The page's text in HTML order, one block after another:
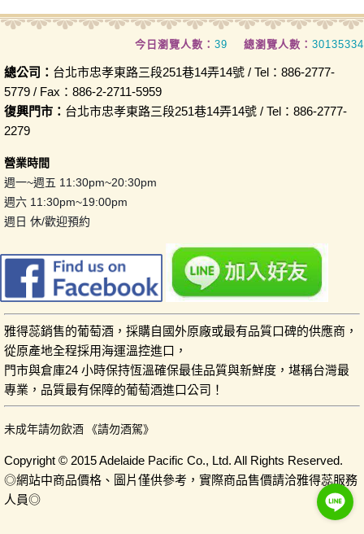
今日瀏覽人數： 39 總瀏覽人數： 30135334
總公司： 台北市忠孝東路三段251巷14弄14號 / Tel：886-2777-
5779 / Fax：886-2-2711-5959
復興門市： 台北市忠孝東路三段251巷14弄14號 / Tel：886-2777-
2279
營業時間
週一~週五 11:30pm~20:30pm
週六 11:30pm~19:00pm
週日 休/歡迎預約
雅得蕊銷售的葡萄酒，採購自國外原廠或最有品質口碑的供應商，
從原產地全程採用海運溫控進口，
門市與倉庫24 小時保持恆溫確保最佳品質與新鮮度，堪稱台灣最
專業，品質最有保障的葡萄酒進口公司！
未成年請勿飲酒 《請勿酒駕》
Copyright © 2015 Adelaide Pacific Co., Ltd. All Rights Reserved.
◎網站中商品價格、圖片僅供參考，實際商品售價請洽雅得蕊服務
人員◎